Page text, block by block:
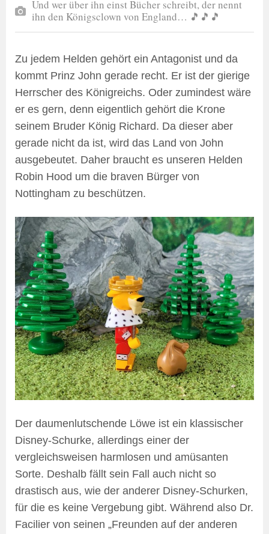
Und wer über ihn einst Bücher schreibt, der nennt
ihn den Königsclown von England… 🎵🎵🎵
Zu jedem Helden gehört ein Antagonist und da
kommt Prinz John gerade recht. Er ist der gierige
Herrscher des Königreichs. Oder zumindest wäre
er es gern, denn eigentlich gehört die Krone
seinem Bruder König Richard. Da dieser aber
gerade nicht da ist, wird das Land von John
ausgebeutet. Daher braucht es unseren Helden
Robin Hood um die braven Bürger von
Nottingham zu beschützen.
Der daumenlutschende Löwe ist ein klassischer
Disney-Schurke, allerdings einer der
vergleichsweisen harmlosen und amüsanten
Sorte. Deshalb fällt sein Fall auch nicht so
drastisch aus, wie der anderer Disney-Schurken,
für die es keine Vergebung gibt. Während also Dr.
Facilier von seinen „Freunden auf der anderen